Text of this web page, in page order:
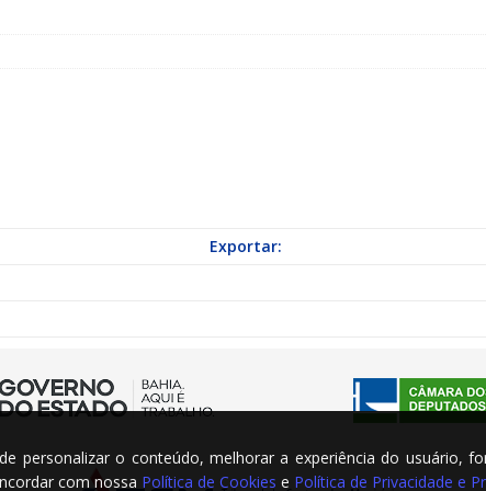
nº 088/2026 para pavimentação asfáltica em Mapele
Exportar:
personalizar o conteúdo, melhorar a experiência do usuário,
com nossa Política de Cookies e Política de Privacidade e